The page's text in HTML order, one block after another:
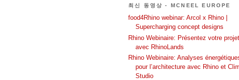
최신 동영상 - MCNEEL EUROPE
food4Rhino webinar: Arcol x Rhino |
Supercharging concept designs
Rhino Webinaire: Présentez votre projet
avec RhinoLands
Rhino Webinaire: Analyses
pour l’architecture avec Rhino et
Studio